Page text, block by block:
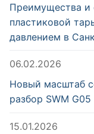
Преимущества и
пластиковой
давлением в
06.02.2026
Новый масштаб
разбор SWM G05
15.01.2026